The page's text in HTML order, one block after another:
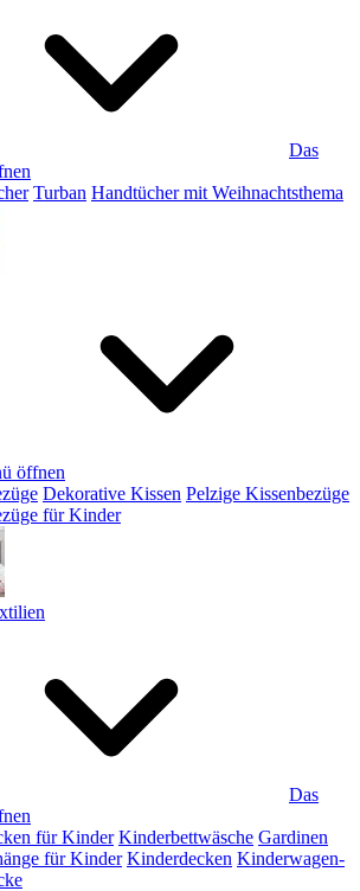
Das
Turban Handtücher mit Weihnachtsthema
öffnen
Dekorative Kissen Pelzige Kissenbezüge
für Kinder
Das
für Kinder Kinderbettwäsche Gardinen
für Kinder Kinderdecken Kinderwagen-